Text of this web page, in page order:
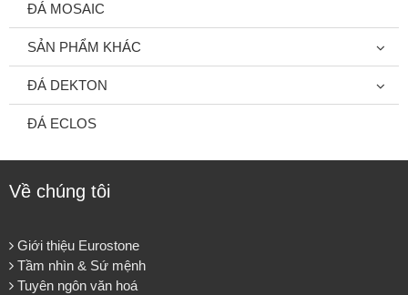
ĐÁ MOSAIC
SẢN PHẨM KHÁC
ĐÁ DEKTON
ĐÁ ECLOS
Về chúng tôi
Giới thiệu Eurostone
Tầm nhìn & Sứ mệnh
Tuyên ngôn văn hoá